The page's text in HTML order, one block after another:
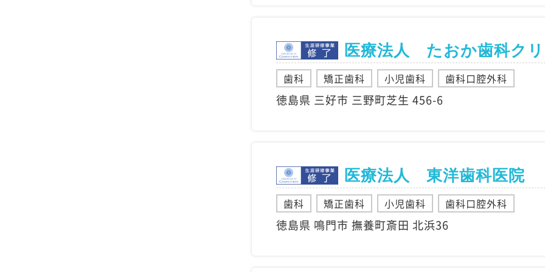
医療法人 たおか歯科ク
歯科 矯正歯科 小児歯科 歯科口腔外科
徳島県 三好市 三野町芝生 456-6
医療法人 東洋歯科医院
歯科 矯正歯科 小児歯科 歯科口腔外科
徳島県 鳴門市 撫養町斎田 北浜36